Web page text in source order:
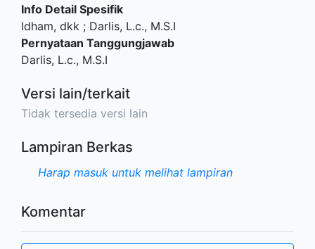
Info Detail Spesifik
Idham, dkk ; Darlis, L.c., M.S.I
Pernyataan Tanggungjawab
Darlis, L.c., M.S.I
Versi lain/terkait
Tidak tersedia versi lain
Lampiran Berkas
Harap masuk untuk melihat lampiran
Komentar